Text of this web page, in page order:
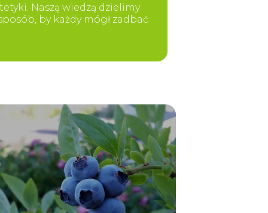
Naszą wiedzą dzielimy
by każdy mógł zadbać